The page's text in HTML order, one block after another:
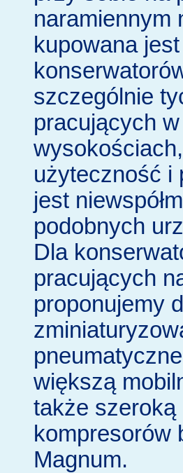
naramiennym
kupowana
szczególnie
pracujących
użyteczność i
jest
podobnych
Dla
pracujących
proponujemy
większą
także
kompresorów
Magnum.